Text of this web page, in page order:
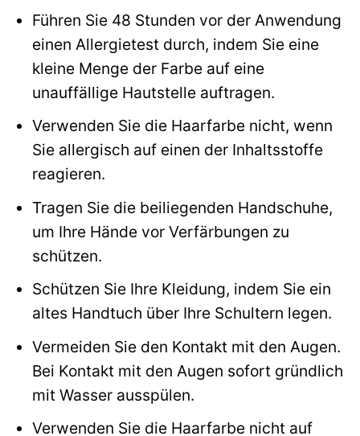
Führen Sie 48 Stunden vor der Anwendung
einen Allergietest durch, indem Sie eine
kleine Menge der Farbe auf eine
unauffällige Hautstelle auftragen.
Verwenden Sie die Haarfarbe nicht, wenn
Sie allergisch auf einen der Inhaltsstoffe
reagieren.
Tragen Sie die beiliegenden Handschuhe,
um Ihre Hände vor Verfärbungen zu
schützen.
Schützen Sie Ihre Kleidung, indem Sie ein
altes Handtuch über Ihre Schultern legen.
Vermeiden Sie den Kontakt mit den Augen.
Bei Kontakt mit den Augen sofort gründlich
mit Wasser ausspülen.
Verwenden Sie die Haarfarbe nicht auf